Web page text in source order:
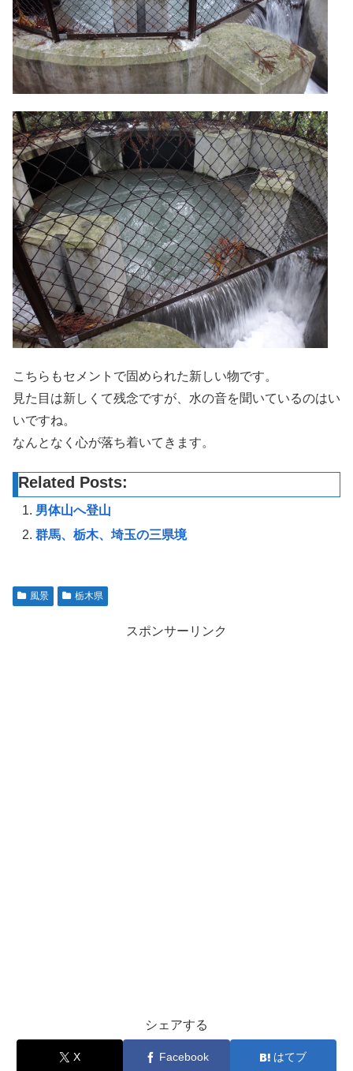
こちらもセメントで固められた新しい物です。
見た目は新しくて残念ですが、水の音を聞いているのはい
いですね。
なんとなく心が落ち着いてきます。
Related Posts:
男体山へ登山
群馬、栃木、埼玉の三県境
風景 栃木県
スポンサーリンク
シェアする
X Facebook はてブ